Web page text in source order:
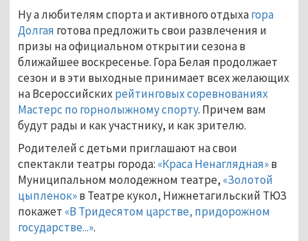
Ну а любителям спорта и активного отдыхагора
Долгая готова предложить свои развлечения и
призы на официальном открытии сезона в
ближайшее воскресенье. Гора Белая продолжает
сезон и в эти выходные принимает всех желающих
на Всероссийских рейтинговых соревнованиях
Мастерс по горнолыжному спорту. Причем вам
будут рады и как участнику, и как зрителю.
Родителей с детьми приглашают на свои
спектакли театры города: «Краса Ненаглядная»в
Муниципальном молодежном театре, «Золотой
цыпленок»в Театре кукол, Нижнетагильский ТЮЗ
покажет «В Тридесятом царстве, придорожном
государстве...».